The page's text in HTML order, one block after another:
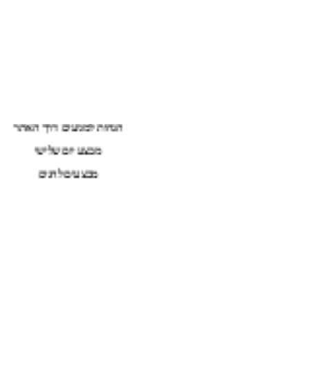
מבצע יום שלישי
מבצעים לחגים